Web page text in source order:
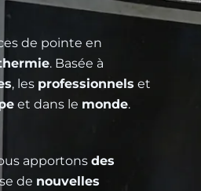
de pointe en
. Basée à
, les professionnels et
et dans le monde.
apportons des
de nouvelles